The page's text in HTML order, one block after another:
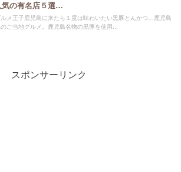
気の有名店５選…
ルメ王子鹿児島に来たら１度は味わいたい黒豚とんかつ…鹿児島
のご当地グルメ。鹿児島名物の黒豚を使用...
スポンサーリンク